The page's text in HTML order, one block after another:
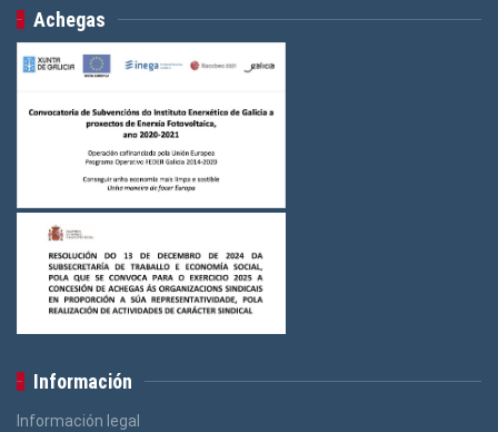
Achegas
Información
Información legal